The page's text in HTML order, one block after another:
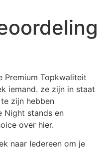
Premium Topkwaliteit
iemand. ze zijn in staat
zijn hebben
Night stands en
over hier.
naar Iedereen om je